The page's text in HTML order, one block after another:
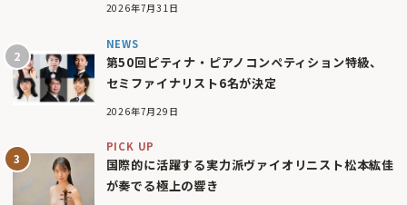
2026年7月31日
NEWS
第50回ピティナ・ピアノコンペティション特級、
セミファイナリスト6名が決定
2026年7月29日
PICK UP
国際的に活躍する実力派ヴァイオリニスト松本紘佳
が奏でる極上の響き